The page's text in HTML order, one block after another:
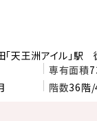
「天王洲アイル」駅
専有面積
階数36階/